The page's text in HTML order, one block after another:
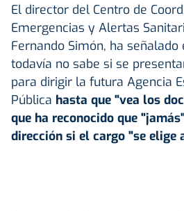
El director del Centro de
Emergencias y Alertas
Fernando Simón, ha
todavía no sabe si se
para dirigir la futura Agencia
Pública hasta que "vea los
que ha reconocido que
dirección si el cargo "se elige